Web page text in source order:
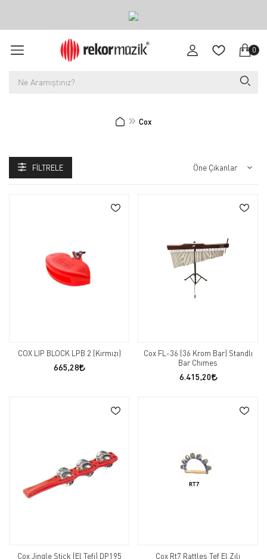
0
Cox
FILTRELE
COX LIP BLOCK LPB 2 (Kırmızı)
665,28
Cox FL-36 (36 Krom Bar) Standlı
Bar Chımes
6.415,20
Cox Jingle Stick (El Tefi) DP195 Cox Rt7 Rattles Tef El Zılı